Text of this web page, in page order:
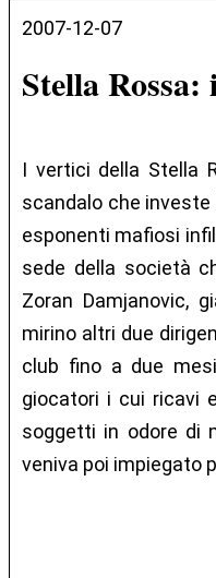
2007-12-07
Stella
I vertici della Stella
scandalo che
esponenti mafiosi
sede della società
Zoran Damjanovic,
mirino altri due
club fino a due
giocatori i cui ricavi
soggetti in odore di
veniva poi impiegato